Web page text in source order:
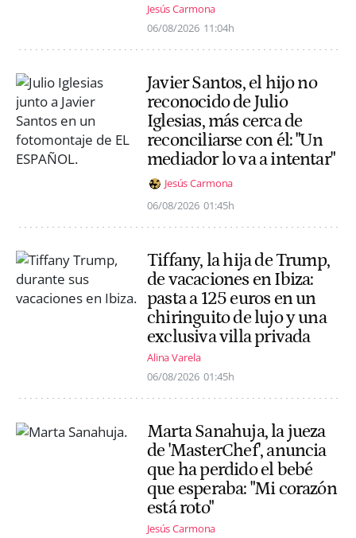
Jesús Carmona
06/08/2026 11:04h
Javier Santos, el hijo no
reconocido de Julio
Iglesias, más cerca de
reconciliarse con él: "Un
mediador lo va a intentar"
Jesús Carmona
06/08/2026 01:45h
Tiffany, la hija de Trump,
de vacaciones en Ibiza:
pasta a 125 euros en un
chiringuito de lujo y una
exclusiva villa privada
Alina Varela
06/08/2026 01:45h
Marta Sanahuja, la jueza
de 'MasterChef', anuncia
que ha perdido el bebé
que esperaba: "Mi corazón
está roto"
Jesús Carmona